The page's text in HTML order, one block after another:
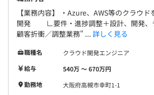
【業務内容】 ・Azure、AWS等のクラウ
開発 ∟要件・進捗調整＋設計、開発、
顧客折衝／調整業務" ... 詳しく見る
職種名
クラウド開発エンジニア
給与
540万 〜 670万円
勤務地
大阪府高槻市幸町1-1